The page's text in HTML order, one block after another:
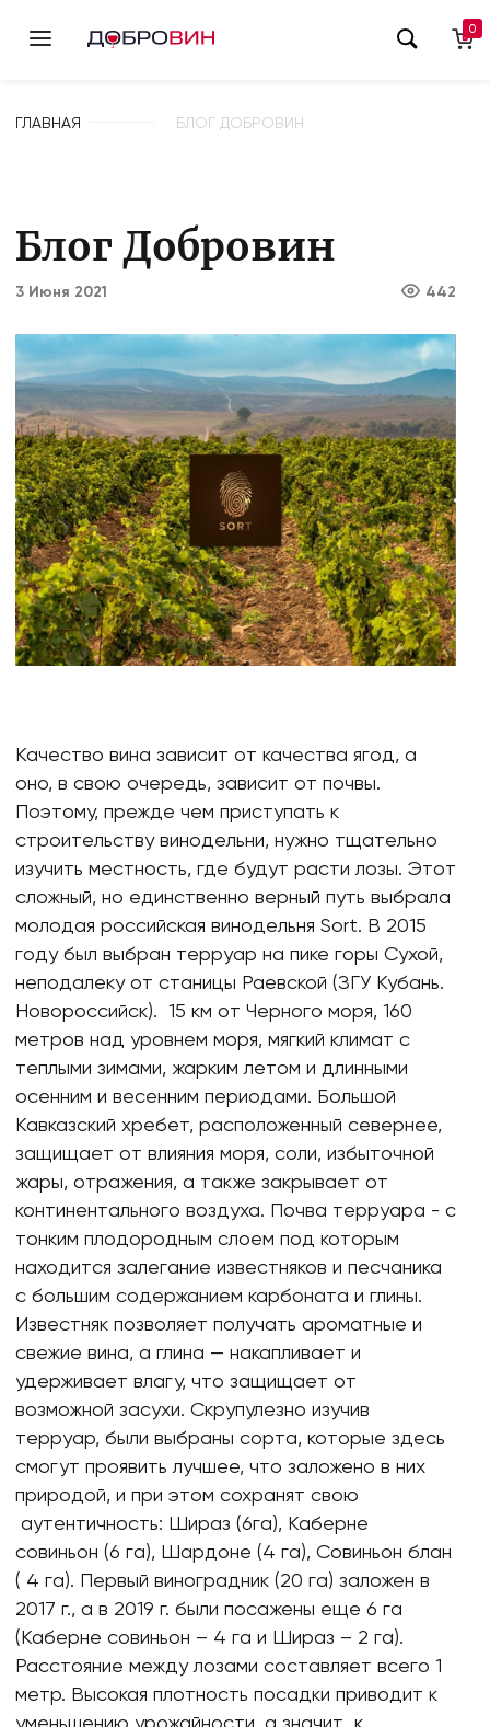
0
ГЛАВНАЯ БЛОГ ДОБРОВИН
Блог Добровин
3 Июня 2021 442
Качество вина зависит от качества ягод, а
оно, в свою очередь, зависит от почвы.
Поэтому, прежде чем приступать к
строительству винодельни, нужно тщательно
изучить местность, где будут расти лозы. Этот
сложный, но единственно верный путь выбрала
молодая российская винодельня Sort. В 2015
году был выбран терруар на пике горы Сухой,
неподалеку от станицы Раевской (ЗГУ Кубань.
Новороссийск). 15 км от Черного моря, 160
метров над уровнем моря, мягкий климат с
теплыми зимами, жарким летом и длинными
осенним и весенним периодами. Большой
Кавказский хребет, расположенный севернее,
защищает от влияния моря, соли, избыточной
жары, отражения, а также закрывает от
континентального воздуха. Почва терруара - с
тонким плодородным слоем под которым
находится залегание известняков и песчаника
с большим содержанием карбоната и глины.
Известняк позволяет получать ароматные и
свежие вина, а глина — накапливает и
удерживает влагу, что защищает от
возможной засухи. Скрупулезно изучив
терруар, были выбраны сорта, которые здесь
смогут проявить лучшее, что заложено в них
природой, и при этом сохранят свою
аутентичность: Шираз (6га), Каберне
совиньон (6 га), Шардоне (4 га), Совиньон блан
( 4 га). Первый виноградник (20 га) заложен в
2017 г., а в 2019 г. были посажены еще 6 га
(Каберне совиньон – 4 га и Шираз – 2 га).
Расстояние между лозами составляет всего 1
метр. Высокая плотность посадки приводит к
уменьшению урожайности, а значит к